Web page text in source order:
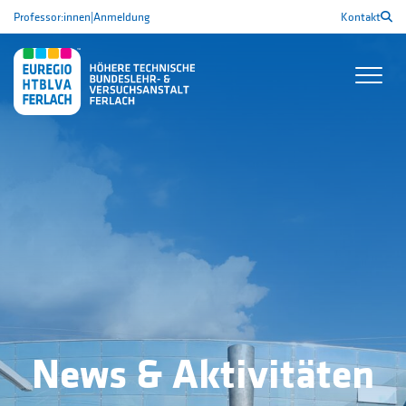
Professor:innen|Anmeldung Kontakt
News & Aktivitäten